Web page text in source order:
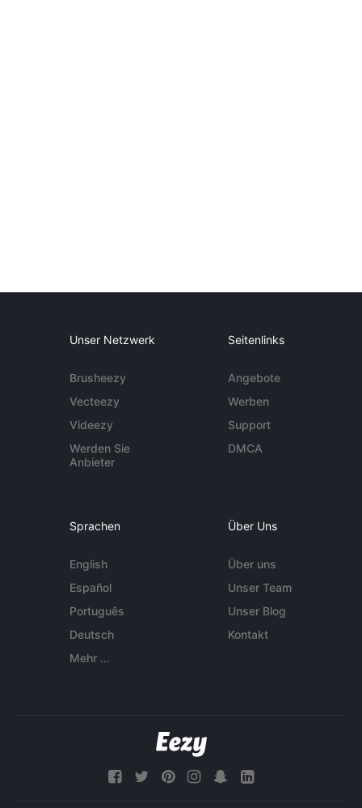
Unser Netzwerk
Brusheezy
Vecteezy
Videezy
Werden Sie
Anbieter
Seitenlinks
Angebote
Werben
Support
DMCA
Sprachen
English
Español
Português
Deutsch
Mehr ...
Über Uns
Über uns
Unser Team
Unser Blog
Kontakt